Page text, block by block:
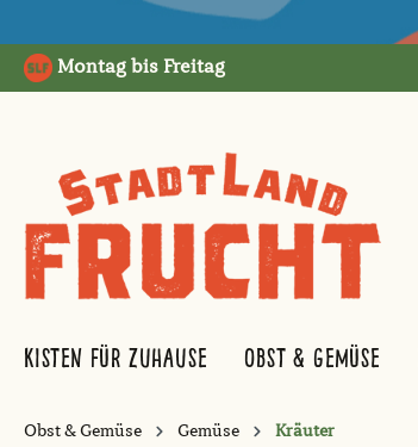
Montag bis Freitag
Kisten für Zuhause Obst & Gemüse
Obst & Gemüse Gemüse Kräuter